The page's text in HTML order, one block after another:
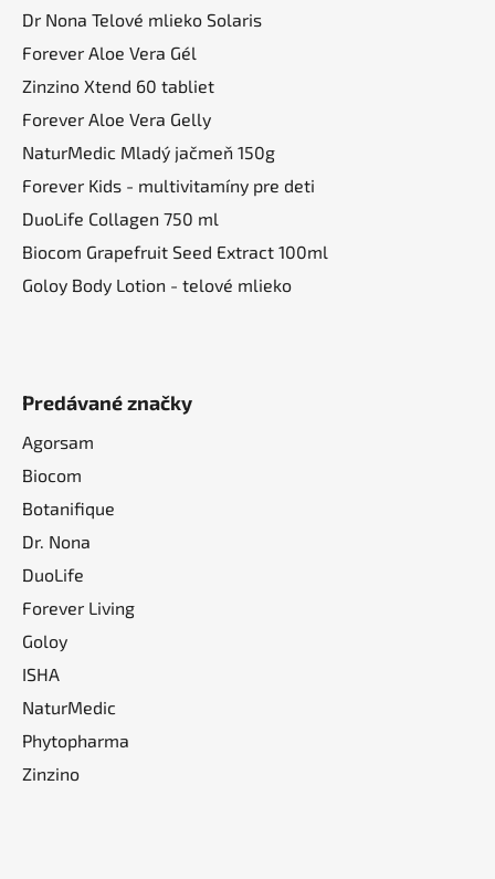
e
p
v
ý
p
s
u
Dr Nona Telové mlieko Solaris
Forever Aloe Vera Gél
Zinzino Xtend 60 tabliet
Forever Aloe Vera Gelly
NaturMedic Mladý jačmeň 150g
Forever Kids - multivitamíny pre deti
DuoLife Collagen 750 ml
Biocom Grapefruit Seed Extract 100ml
Goloy Body Lotion - telové mlieko
Predávané značky
Agorsam
Biocom
Botanifique
Dr. Nona
DuoLife
Forever Living
Goloy
ISHA
NaturMedic
Phytopharma
Zinzino